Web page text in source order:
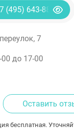
(495) 643-88-80
7
до 17-00
Оставить
бесплатная.